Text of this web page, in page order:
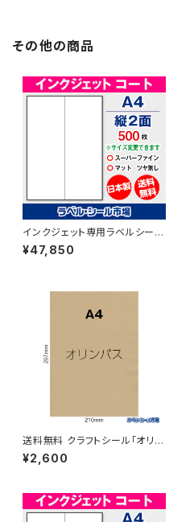
その他の商品
インクジェット専用ラベルシール
マットコートA4-縦2面 500枚
スーパーファイン T2Y1iA
¥47,850
送料無料 クラフトシール「オリン
パス」A4フリーカット100枚
¥2,600